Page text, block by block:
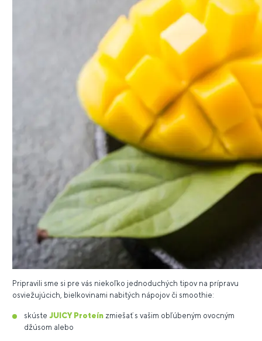
Pripravili sme si pre vás niekoľko jednoduchých tipov na prípravu
osviežujúcich, bielkovinami nabitých nápojov či smoothie:
skúste JUICY Proteín zmiešať s vašim obľúbeným ovocným
džúsom alebo